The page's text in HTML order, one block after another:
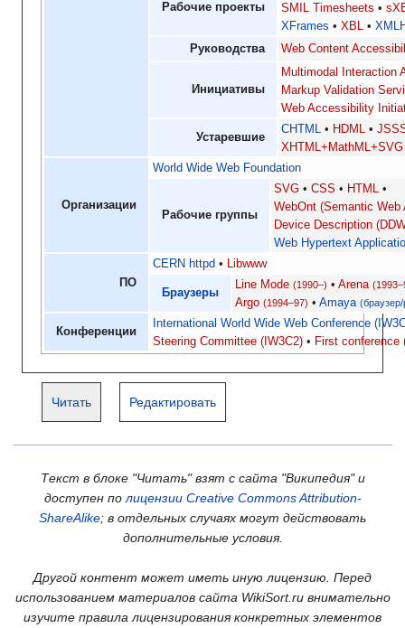
Рабочие проекты
SMIL Timesheets
XFrames
XBL
Руководства
Web Content
Инициативы
Multimodal Interaction
Markup Validation
Web Accessibility
Устаревшие
CHTML HDML
XHTML+MathML+SVG
Организации
World Wide Web Foundation
Рабочие группы
SVG CSS
HTML
WebOnt (Semantic Web
Device Description
Web Hypertext
ПО
CERN httpd Libwww
Браузеры
Line Mode(1990–) Arena
Argo(1994–97) Amaya
Конференции
International World Wide Web Conference
Steering Committee (IW3C2)
First conference
Читать Редактировать
Текст в блоке "Читать" взят с сайта "Википедия" и
доступен по лицензии Creative Commons Attribution-
ShareAlike; в отдельных случаях могут действовать
дополнительные условия.
Другой контент может иметь иную лицензию. Перед
использованием материалов сайта WikiSort.ru внимательно
изучите правила лицензирования конкретных элементов